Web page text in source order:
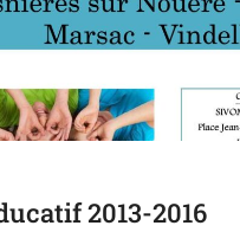
2013-2016